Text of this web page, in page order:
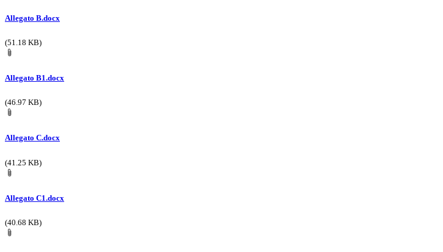
Allegato B.docx
(51.18 KB)
Allegato B1.docx
(46.97 KB)
Allegato C.docx
(41.25 KB)
Allegato C1.docx
(40.68 KB)